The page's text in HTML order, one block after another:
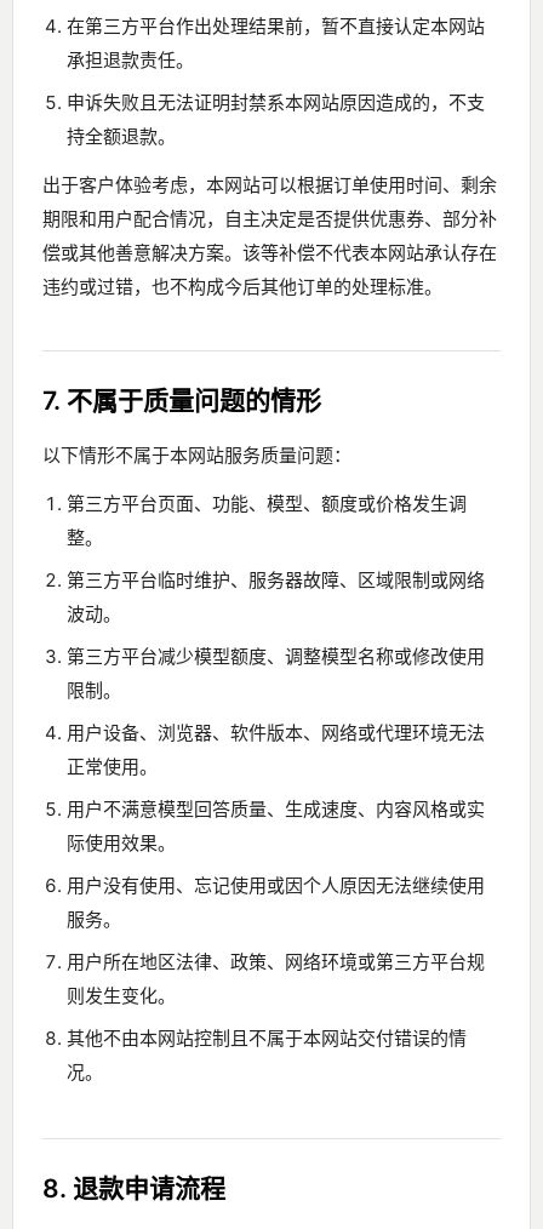
在第三方平台作出处理结果前，暂不直接认定本网站
承担退款责任。
申诉失败且无法证明封禁系本网站原因造成的，不支
持全额退款。
出于客户体验考虑，本网站可以根据订单使用时间、剩余
期限和用户配合情况，自主决定是否提供优惠券、部分补
偿或其他善意解决方案。该等补偿不代表本网站承认存在
违约或过错，也不构成今后其他订单的处理标准。
7. 不属于质量问题的情形
以下情形不属于本网站服务质量问题：
第三方平台页面、功能、模型、额度或价格发生调
整。
第三方平台临时维护、服务器故障、区域限制或网络
波动。
第三方平台减少模型额度、调整模型名称或修改使用
限制。
用户设备、浏览器、软件版本、网络或代理环境无法
正常使用。
用户不满意模型回答质量、生成速度、内容风格或实
际使用效果。
用户没有使用、忘记使用或因个人原因无法继续使用
服务。
用户所在地区法律、政策、网络环境或第三方平台规
则发生变化。
其他不由本网站控制且不属于本网站交付错误的情
况。
8. 退款申请流程